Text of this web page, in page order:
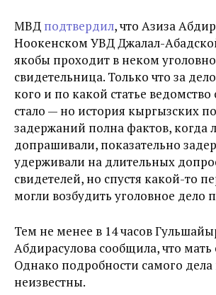
МВД подтвердил, что Азиза
Ноокенском УВД Джалал-
якобы проходит в неком
свидетельница. Только что за
кого и по какой статье
стало — но история кыргызских
задержаний полна фактов, когда
допрашивали, показательно
удерживали на длительных
свидетелей, но спустя какой-то
могли возбудить уголовное дело
Тем не менее в 14 часов
Абдирасулова сообщила, что мать
Однако подробности самого дела
неизвестны.